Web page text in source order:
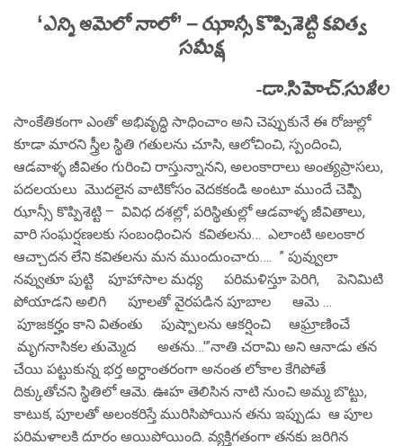
‘ఎన్ని ఆమెలో నాలో’ – ఝాన్సీ కొప్పిశెట్టి కవిత్వ
సమీక్ష
-డా.సిహెచ్.సుశీల
సాంకేతికంగా ఎంతో అభివృద్ధి సాధించాం అని చెప్పుకునే ఈ రోజుల్లో
కూడా మారని స్త్రీల స్థితి గతులను చూసి, ఆలోచించి, స్పందించి,
ఆడవాళ్ళ జీవితం గురించి రాస్తున్నానని, అలంకారాలు అంత్యప్రాసలు,
పదలయలు మొదలైన వాటికోసం వెదకకండి అంటూ ముందే చెప్పిి
ఝాన్సీ కొప్పిశెట్టి – వివిధ దశల్లో, పరిస్థితుల్లో ఆడవాళ్ళ జీవితాలు,
వారి సంఘర్షణలకు సంబంధించిన కవితలను… ఎలాంటి అలంకార
ఆచ్చాదన లేని కవితలను మన ముందుంచారు…. ” పువ్వులా
నవ్వుతూ పుట్టి పూహాసాల మధ్య పరిమళిస్తూ పెరిగి, పెనిమిటి
పోయాడని అలిగి పూలతో వైరపడిన పూబాల ఆమె …
పూజకర్హం కాని వితంతు పుష్పాలను ఆకర్షించి ఆఘ్రాణించే
మృగనాసికల తుమ్మెద అతను…'”నాతి చరామి అని ఆనాడు తన
చేయి పట్టుకున్న భర్త అర్ధాంతరంగా అనంత లోకాల కేగిపోతే
దిక్కుతోచని స్థితిలో ఆమె. ఊహ తెలిసిన నాటి నుంచి అమ్మ బొట్టు,
కాటుక, పూలతో అలంకరిస్తే మురిసిపోయిన తను ఇప్పుడు ఆ పూల
పరిమళాలకి దూరం అయిపోయింది. వ్యక్తిగతంగా తనకు జరిగిన